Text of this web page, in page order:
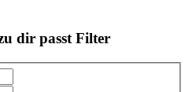
dir passt Filter